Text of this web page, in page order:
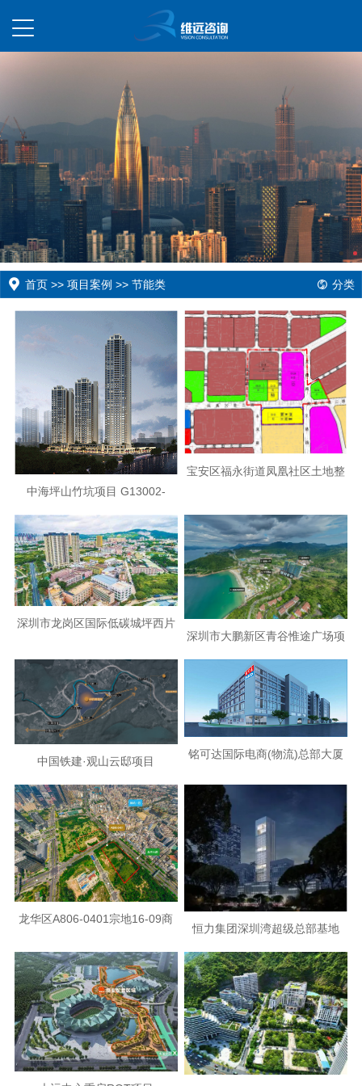
首页 >>项目案例 >>节能类 分类
中海坪山竹坑项目 G13002-
8024 地块(暂定名)
宝安区福永街道凤凰社区土地整
深圳市龙岗区国际低碳城坪西片
区土地整备利益统筹项目首期
深圳市大鹏新区青谷惟途广场项
目
中国铁建·观山云邸项目
铭可达国际电商(物流)总部大厦
项目
龙华区A806-0401宗地16-09商
业地块项目
恒力集团深圳湾超级总部基地